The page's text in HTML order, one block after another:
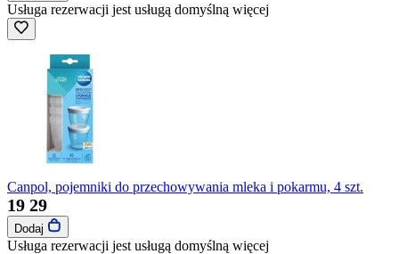
Usługa rezerwacji jest usługą domyślną więcej
Canpol, pojemniki do przechowywania mleka i pokarmu, 4 szt.
19 29
Dodaj
Usługa rezerwacji jest usługą domyślną więcej